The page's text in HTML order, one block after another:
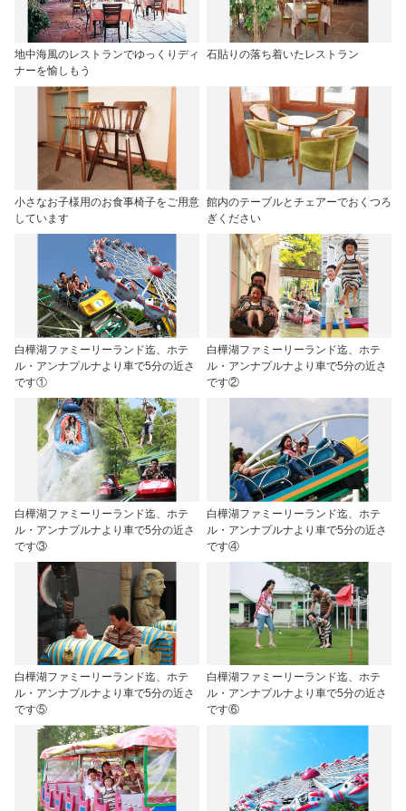
地中海風のレストランでゆっくりディ
ナーを愉しもう
石貼りの落ち着いたレストラン
小さなお子様用のお食事椅子をご用意
しています
館内のテーブルとチェアーでおくつろ
ぎください
白樺湖ファミーリーランド迄、ホテ
ル・アンナプルナより車で5分の近さ
です①
白樺湖ファミーリーランド迄、ホテ
ル・アンナプルナより車で5分の近さ
です②
白樺湖ファミーリーランド迄、ホテ
ル・アンナプルナより車で5分の近さ
です③
白樺湖ファミーリーランド迄、ホテ
ル・アンナプルナより車で5分の近さ
です④
白樺湖ファミーリーランド迄、ホテ
ル・アンナプルナより車で5分の近さ
です⑤
白樺湖ファミーリーランド迄、ホテ
ル・アンナプルナより車で5分の近さ
です⑥